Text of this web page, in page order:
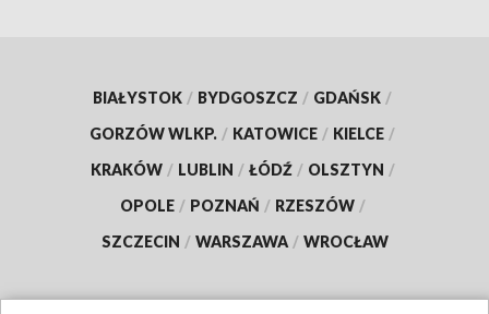
BIAŁYSTOK / BYDGOSZCZ / GDAŃSK /
GORZÓW WLKP. / KATOWICE / KIELCE /
KRAKÓW / LUBLIN / ŁÓDŹ / OLSZTYN /
OPOLE / POZNAŃ / RZESZÓW /
SZCZECIN / WARSZAWA / WROCŁAW